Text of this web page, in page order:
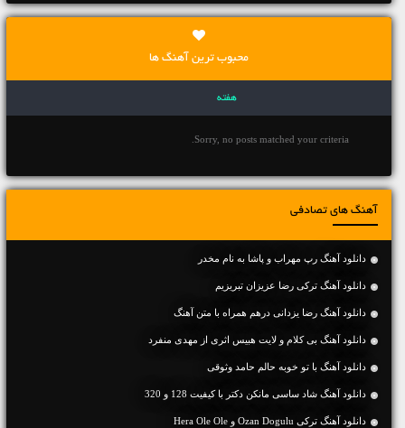
محبوب ترین آهنگ ها
هفته
Sorry, no posts matched your criteria.
آهنگ های تصادفی
دانلود آهنگ رپ مهراب و پاشا به نام مخدر
دانلود آهنگ ترکی رضا عزیزان تبریزیم
دانلود آهنگ رضا یزدانی درهم همراه با متن آهنگ
دانلود آهنگ بی کلام و لایت هبیس اثری از مهدی منفرد
دانلود آهنگ با تو خوبه حالم حامد وثوقی
دانلود آهنگ شاد ساسی مانکن دکتر با کیفیت 128 و 320
دانلود آهنگ ترکی Ozan Dogulu و Hera Ole Ole